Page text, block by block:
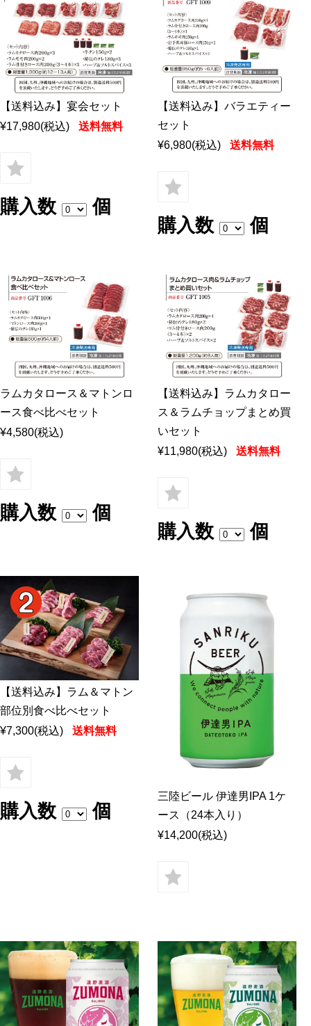
【送料込み】宴会セット
¥17,980(税込) 送料無料
購入数 個
【送料込み】バラエティー
セット
¥6,980(税込) 送料無料
購入数 個
ラムカタロース＆マトンロ
ース食べ比べセット
¥4,580(税込)
購入数 個
【送料込み】ラムカタロー
ス＆ラムチョップまとめ買
いセット
¥11,980(税込) 送料無料
購入数 個
【送料込み】ラム＆マトン
部位別食べ比べセット
¥7,300(税込) 送料無料
購入数 個
三陸ビール 伊達男IPA 1ケ
ース（24本入り）
¥14,200(税込)